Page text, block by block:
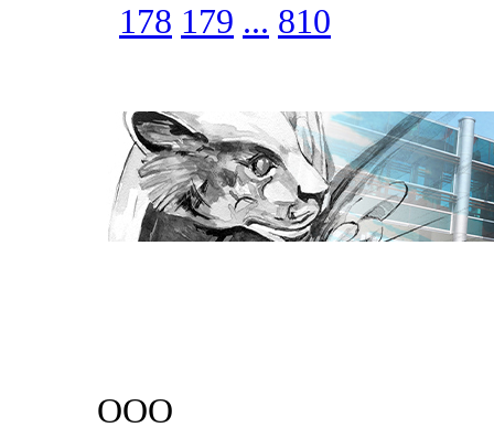
178 179 ... 810
ООО